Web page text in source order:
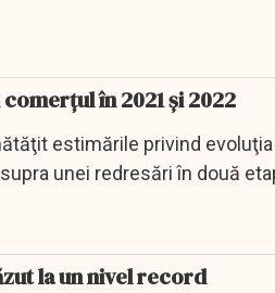
în 2021 şi 2022
estimările privind
unei redresări în două
la un nivel record